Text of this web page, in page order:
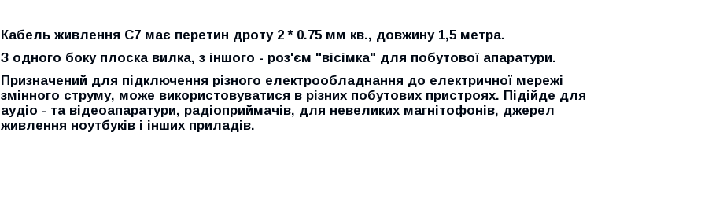
Кабель живлення С7 має перетин дроту 2 * 0.75 мм кв., довжину 1,5 метра.
З одного боку плоска вилка, з іншого - роз'єм "вісімка" для побутової апаратури.
Призначений для підключення різного електрообладнання до електричної мережі
змінного струму, може використовуватися в різних побутових пристроях. Підійде для
аудіо - та відеоапаратури, радіоприймачів, для невеликих магнітофонів, джерел
живлення ноутбуків і інших приладів.